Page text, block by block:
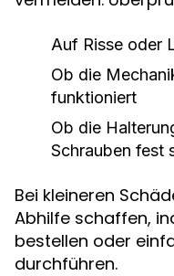
Auf Risse oder
Ob die
funktioniert
Ob die
Schrauben fest
Bei kleineren
Abhilfe schaffen,
bestellen oder
durchführen.